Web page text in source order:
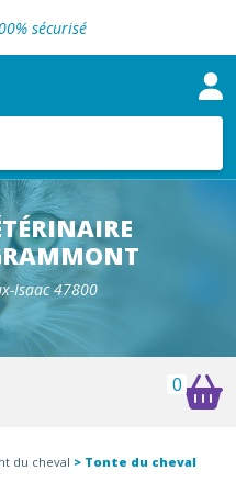
sécurisé
clinique vétérinaire
vétérinaire
clinique vétérinaire
en clinique
vétérinaire
Isaac 47800
0
du cheval > Tonte du cheval